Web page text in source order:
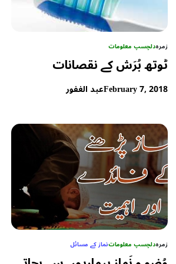
زمرہدلچسپ معلومات
ٹوتھ بُرَش کے نقصانات
February 7, 2018عبد الغفور
زمرہدلچسپ معلوماتنماز کے مسائل